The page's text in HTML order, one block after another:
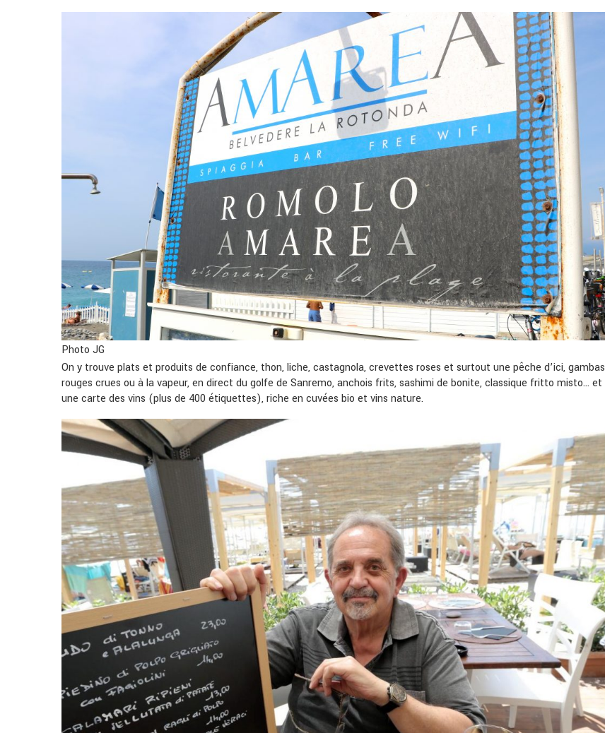
Photo JG
On y trouve plats et produits de confiance, thon, liche, castagnola, crevettes roses et surtout une pêche d’ici, gambas
rouges crues ou à la vapeur, en direct du golfe de Sanremo, anchois frits, sashimi de bonite, classique fritto misto… et
une carte des vins (plus de 400 étiquettes), riche en cuvées bio et vins nature.